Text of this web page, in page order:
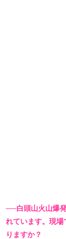
──白頭山火山爆
れています。現
りますか？